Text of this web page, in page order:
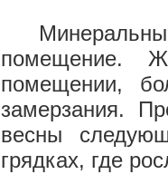
Минеральные
помещение.
помещении,
замерзания.
весны
грядках, где